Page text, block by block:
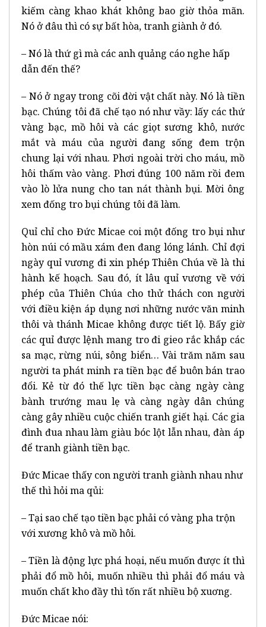
kiếm càng khao khát không bao giờ thỏa mãn.
Nó ở đâu thì có sự bất hòa, tranh giành ở đó.
– Nó là thứ gì mà các anh quảng cáo nghe hấp
dẫn đến thế?
– Nó ở ngay trong cõi đời vật chất này. Nó là tiền
bạc. Chúng tôi đã chế tạo nó như vầy: lấy các thứ
vàng bạc, mồ hôi và các giọt sương khô, nước
mắt và máu của người đang sống đem trộn
chung lại với nhau. Phơi ngoài trời cho máu, mồ
hôi thấm vào vàng. Phơi đúng 100 năm rồi đem
vào lò lửa nung cho tan nát thành bụi. Mời ông
xem đống tro bụi chúng tôi đã làm.
Quỉ chỉ cho Đức Micae coi một đống tro bụi như
hòn núi có mầu xám đen đang lóng lánh. Chỉ đợi
ngày quỉ vương đi xin phép Thiên Chúa về là thi
hành kế hoạch. Sau đó, ít lâu quỉ vương về với
phép của Thiên Chúa cho thử thách con người
với điều kiện áp dụng nơi những nước văn minh
thôi và thánh Micae không được tiết lộ. Bấy giờ
các quỉ được lệnh mang tro đi gieo rắc khắp các
sa mạc, rừng núi, sông biển… Vài trăm năm sau
người ta phát minh ra tiền bạc để buôn bán trao
đổi. Kẻ từ đó thế lực tiền bạc càng ngày càng
bành trướng mau lẹ và càng ngày dân chúng
càng gây nhiều cuộc chiến tranh giết hại. Các gia
đình đua nhau làm giàu bóc lột lẫn nhau, đàn áp
để tranh giành tiền bạc.
Đức Micae thấy con người tranh giành nhau như
thế thì hỏi ma qủi:
– Tại sao chế tạo tiền bạc phải có vàng pha trộn
với xương khô và mồ hôi.
– Tiền là động lực phá hoại, nếu muốn được ít thì
phải đổ mồ hôi, muốn nhiều thì phải đổ máu và
muốn chất kho đầy thì tốn rất nhiều bộ xuơng.
Đức Micae nói: